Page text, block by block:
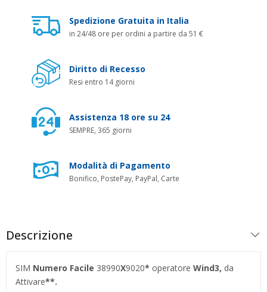
Spedizione Gratuita in Italia
in 24/48 ore per ordini a partire da 51 €
Diritto di Recesso
Resi entro 14 giorni
Assistenza 18 ore su 24
SEMPRE, 365 giorni
Modalità di Pagamento
Bonifico, PostePay, PayPal, Carte
Descrizione
SIM Numero Facile 38990X9020* operatore Wind3, da
Attivare**.